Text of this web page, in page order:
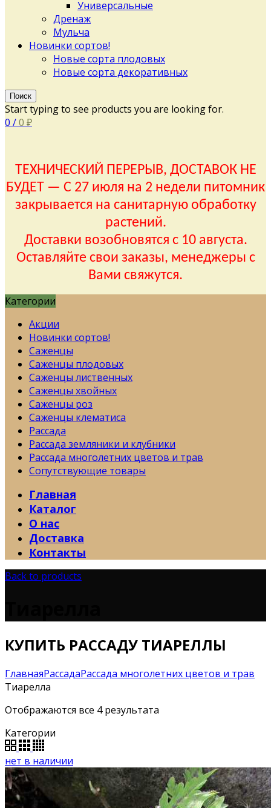
Универсальные
Дренаж
Мульча
Новинки сортов!
Новые сорта плодовых
Новые сорта декоративных
Поиск
Start typing to see products you are looking for.
0 /0 ₽
ТЕХНИЧЕСКИЙ ПЕРЕРЫВ, ДОСТАВОК НЕ
БУДЕТ — С 27 июля на 2 недели питомник
закрывается на санитарную обработку
растений.
Доставки возобновятся с 10 августа.
Оставляйте свои заказы, менеджеры с
Вами свяжутся.
Категории
Акции
Новинки сортов!
Саженцы
Саженцы плодовых
Саженцы лиственных
Саженцы хвойных
Саженцы роз
Саженцы клематиса
Рассада
Рассада земляники и клубники
Рассада многолетних цветов и трав
Сопутствующие товары
Главная
Каталог
О нас
Доставка
Контакты
Back to products
КУПИТЬ РАССАДУ ТИАРЕЛЛЫ
ГлавнаяРассадаРассада многолетних цветов и трав
Тиарелла
Отображаются все 4 результата
Категории
нет в наличии